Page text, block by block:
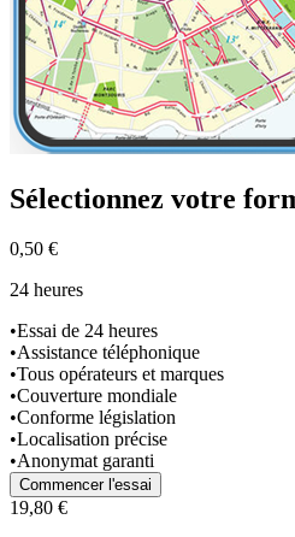
Sélectionnez votre
0,50 €
24 heures
•Essai de 24 heures
•Assistance téléphonique
•Tous opérateurs et marques
•Couverture mondiale
•Conforme législation
•Localisation précise
•Anonymat garanti
Commencer l'essai
19,80 €